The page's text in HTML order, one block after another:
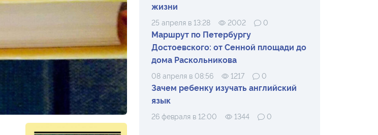
жизни
25 апреля в 13:28 2002 0
Маршрут по Петербургу
Достоевского: от Сенной площади до
дома Раскольникова
08 апреля в 08:56 1217 0
Зачем ребенку изучать английский
язык
26 февраля в 12:00 1344 0